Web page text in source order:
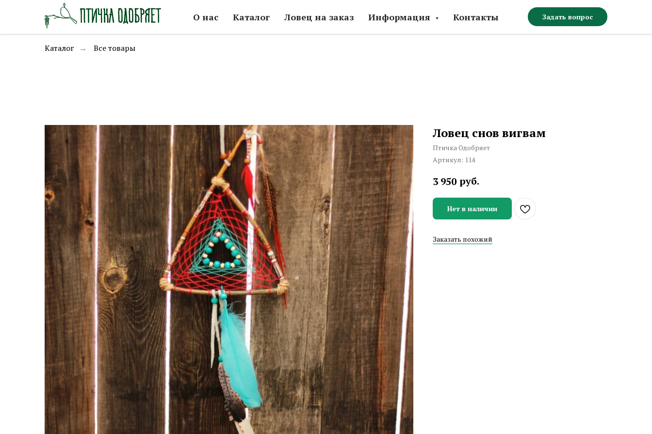
О нас Каталог Ловец на заказ Информация Контакты Задать вопрос
Каталог → Все товары
Ловец снов вигвам
Птичка Одобряет
Артикул: 114
3 950 руб.
Нет в наличии
Заказать похожий